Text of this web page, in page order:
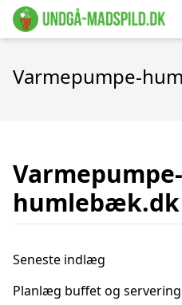
Varmepumpe-
Varmepumpe-
humlebæk.dk
Seneste indlæg
Planlæg buffet og